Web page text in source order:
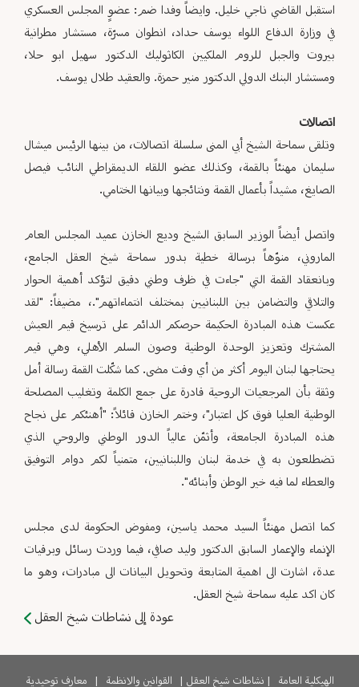
استقبل القاضي ناجي خليل. وايضاً وفدا ضم: عضوٍ المجلس العسكري
في وزارة الدفاع اللواء يوسف حداد، انطوان مسرّة، مستشار مطرانية
بيروت والجبل للروم الملكيين الكاثوليك الدكتور سهيل ابو حلا،
ومستشار البنك الدولي الدكتور منير حمزة. والعقيد طلال يوسف.
اتصالات
وتلقى سماحة الشيخ أبي المنى سلسلة اتصالات، من بينها الرئيس ميشال
سليمان مهنئاً بالقمة، وكذلك عضو اللقاء الديمقراطي النائب فيصل
الصايغ، مشيداً بأعمال القمة ونتائجها وبيانها الختامي.
واتصل أيضاً الوزير السابق الشيخ وديع الخازن عميد المجلس العام
الماروني، منوّهاً برسالة خطية بدور سماحة شيخ العقل الجامع،
وبانعقاد القمة التي "جاءت في ظرف وطني دقيق لتؤكد أهمية الحوار
والتلاقي والتضامن بين اللبنانيين بمختلف انتماءاتهم".، مضيفاً: "لقد
عكست هذه المبادرة الحكيمة حرصكم الدائم على ترسيخ قيم العيش
المشترك وتعزيز الوحدة الوطنية وصون السلم الأهلي، وهي قيم
يحتاجها لبنان اليوم أكثر من أي وقت مضى. كما شكّلت القمة رسالة أمل
وثقة بأن المرجعيات الروحية قادرة على جمع الكلمة وتغليب المصلحة
الوطنية العليا فوق كل اعتبار"، وختم الخازن قائلاً: "أهنئكم على نجاح
هذه المبادرة الجامعة، وأثمّن عالياً الدور الوطني والروحي الذي
تضطلعون به في خدمة لبنان واللبنانيين، متمنياً لكم دوام التوفيق
والعطاء لما فيه خير الوطن وأبنائه".
كما اتصل مهنئاً السيد محمد ياسين، ومفوض الحكومة لدى مجلس
الإنماء والإعمار السابق الدكتور وليد صافي، فيما وردت رسائل وبرقيات
عدة، اشارت الى اهمية المتابعة وتحويل البيانات الى مبادرات، وهو ما
كان اكد عليه سماحة شيخ العقل.
عودة إلى نشاطات شيخ العقل
الهيكلية العامة | نشاطات شيخ العقل | القوانين والانظمة | معارف توحيدية